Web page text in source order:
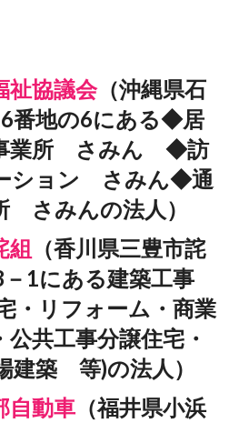
祉協議会（沖縄県石
番地の6にある◆居
業所 さみん ◆訪
ション さみん◆通
さみんの法人）
組 （香川県三豊市詫
1にある建築工事
・リフォーム・商業
共工事分譲住宅・
建築 等)の法人）
自動車 （福井県小浜